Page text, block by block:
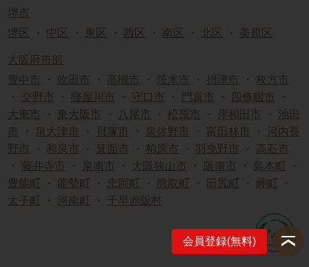
堺市
堺区
・ 中区 ・ 東区 ・ 西区 ・ 南区 ・ 北区 ・ 美原区
大阪府市部
豊中市
・ 吹田市 ・ 高槻市 ・ 茨木市 ・ 摂津市 ・枚方市
・ 交野市 ・ 寝屋川市 ・ 守口市 ・ 門真市 ・ 四條畷市
・
大東市
・ 東大阪市 ・ 八尾市 ・ 松原市 ・ 岸和田市 ・ 池田
市
・ 泉大津市 ・ 貝塚市 ・ 泉佐野市 ・ 富田林市 ・ 河内長
野市
・ 和泉市 ・ 箕面市 ・柏原市 ・ 羽曳野市 ・ 高石市
・
藤井寺市 ・ 泉南市 ・ 大阪狭山市 ・ 阪南市 ・ 島本町
・
豊能町
・ 能勢町 ・ 忠岡町 ・ 熊取町 ・ 田尻町 ・ 岬町
・
太子町
・ 河南町 ・ 千早赤阪村
会員登録(無料)